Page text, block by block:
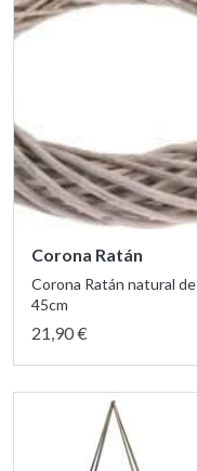
Corona Ratán
Corona Ratán natural de
45cm
21,90 €